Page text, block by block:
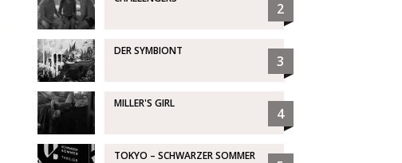
2
DER SYMBIONT
3
MILLER'S GIRL
4
TOKYO – SCHWARZER SOMMER